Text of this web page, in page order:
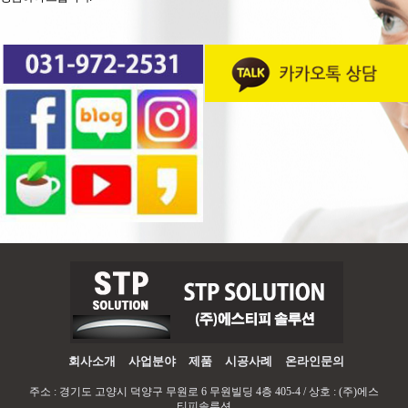
회사소개 사업분야 제품 시공사례 온라인문의
주소 : 경기도 고양시 덕양구 무원로 6 무원빌딩 4층 405-4 / 상호 : (주)에스